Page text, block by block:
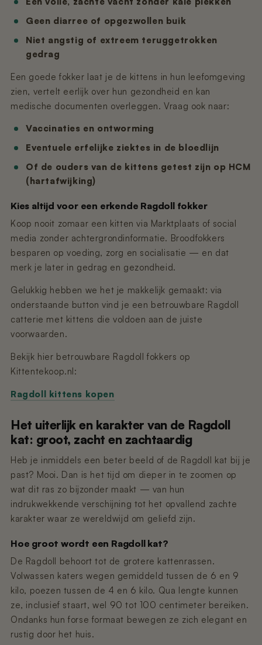
Geen diarree of opgezwollen buik
Niet angstig of extreem teruggetrokken
gedrag
Een goede fokker laat je de kittens in hun leefomgeving
zien, vertelt eerlijk over hun gezondheid en kan
medische documenten overleggen. Vraag ook naar:
Vaccinaties en ontworming
Eventuele erfelijke ziektes in de bloedlijn
Of de ouders van de kittens getest zijn op HCM
(hartafwijking)
Kies altijd voor een erkende Ragdoll fokker
Koop nooit zomaar een kitten via Marktplaats of social
media zonder achtergrondinformatie. Broodfokkers
besparen op voeding, zorg en socialisatie — en dat
merk je later in gedrag en gezondheid.
Gelukkig hebben we het je makkelijk gemaakt: via
onderstaande button vind je een betrouwbare Ragdoll
catterie met kittens die voldoen aan de juiste
voorwaarden.
Bekijk hier betrouwbare Ragdoll fokkers op
Kittentekoop.nl:
Ragdoll kittens kopen
Het uiterlijk en karakter van de Ragdoll
kat: groot, zacht en zachtaardig
Heb je inmiddels een beter beeld of de Ragdoll kat bij je
past? Mooi. Dan is het tijd om dieper in te zoomen op
wat dit ras zo bijzonder maakt — van hun
indrukwekkende verschijning tot het opvallend zachte
karakter waar ze wereldwijd om geliefd zijn.
Hoe groot wordt een Ragdoll kat?
De Ragdoll behoort tot de grotere kattenrassen.
Volwassen katers wegen gemiddeld tussen de 6 en 9
kilo, poezen tussen de 4 en 6 kilo. Qua lengte kunnen
ze, inclusief staart, wel 90 tot 100 centimeter bereiken.
Ondanks hun forse formaat bewegen ze zich elegant en
rustig door het huis.